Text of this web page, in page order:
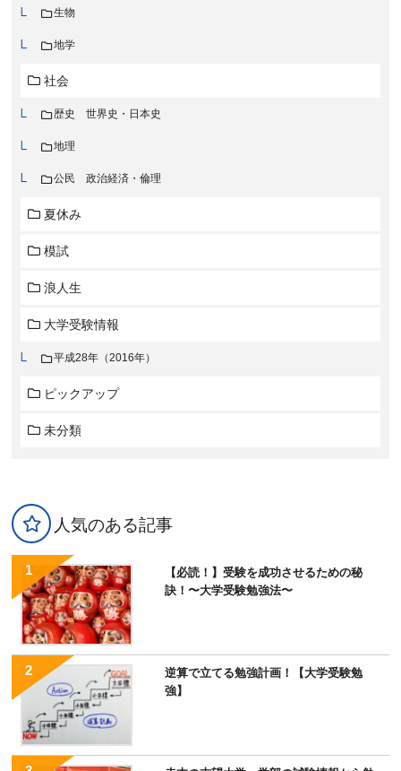
生物
地学
社会
歴史 世界史・日本史
地理
公民 政治経済・倫理
夏休み
模試
浪人生
大学受験情報
平成28年（2016年）
ピックアップ
未分類
人気のある記事
【必読！】受験を成功させるための秘
訣！〜大学受験勉強法〜
逆算で立てる勉強計画！【大学受験勉
強】